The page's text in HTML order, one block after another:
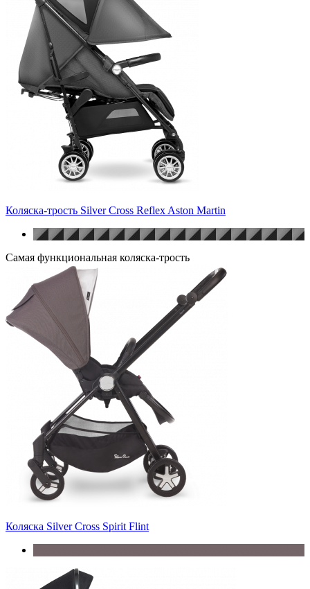
Коляска-трость Silver Cross Reflex Aston Martin
Самая функциональная коляска-трость
Коляска Silver Cross Spirit Flint